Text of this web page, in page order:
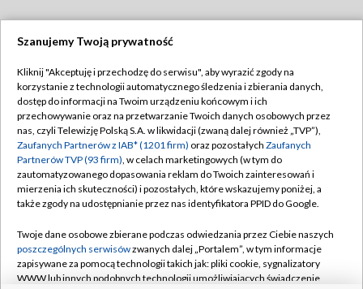
TVP
Abonament TVP
Emisja w TVP
Centrum informacji TVP
Naziemna Telewizja Cyfrowa
Rada Programowa
System NOS
Regulamin TVP
Polityka prywatności
Moje zgody
Pomoc
Kontakt
Szanujemy Twoją prywatność
Kliknij "Akceptuję i przechodzę do serwisu", aby wyrazić zgody na
korzystanie z technologii automatycznego śledzenia i zbierania danych,
dostęp do informacji na Twoim urządzeniu końcowym i ich
przechowywanie oraz na przetwarzanie Twoich danych osobowych przez
nas, czyli Telewizję Polską S.A. w likwidacji (zwaną dalej również „TVP”),
Zaufanych Partnerów z IAB* (1201 firm) oraz pozostałych Zaufanych
Partnerów TVP (93 firm), w celach marketingowych (w tym do
zautomatyzowanego dopasowania reklam do Twoich zainteresowań i
mierzenia ich skuteczności) i pozostałych, które wskazujemy poniżej, a
także zgody na udostępnianie przez nas identyfikatora PPID do Google.
Twoje dane osobowe zbierane podczas odwiedzania przez Ciebie naszych
poszczególnych serwisówzwanych dalej „Portalem”, w tym informacje
zapisywane za pomocą technologii takich jak: pliki cookie, sygnalizatory
WWW lub innych podobnych technologii umożliwiających świadczenie